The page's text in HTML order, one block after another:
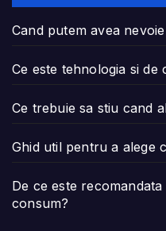
Cand putem avea
Ce este tehnologia si de
Ce trebuie sa stiu cand
Ghid util pentru a alege
De ce este
consum?